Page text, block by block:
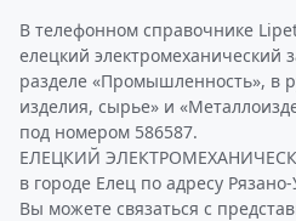
В телефонном справочнике
елецкий электромеханический
разделе «Промышленность», в
изделия, сырье» и
под номером 586587.
ЕЛЕЦКИЙ
в городе Елец по адресу
Вы можете связаться с